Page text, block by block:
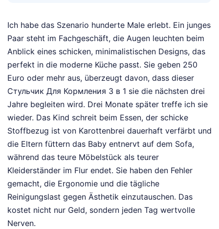
Ich habe das Szenario hunderte Male erlebt. Ein junges
Paar steht im Fachgeschäft, die Augen leuchten beim
Anblick eines schicken, minimalistischen Designs, das
perfekt in die moderne Küche passt. Sie geben 250
Euro oder mehr aus, überzeugt davon, dass dieser
Стульчик Для Кормления 3 в 1 sie die nächsten drei
Jahre begleiten wird. Drei Monate später treffe ich sie
wieder. Das Kind schreit beim Essen, der schicke
Stoffbezug ist von Karottenbrei dauerhaft verfärbt und
die Eltern füttern das Baby entnervt auf dem Sofa,
während das teure Möbelstück als teurer
Kleiderständer im Flur endet. Sie haben den Fehler
gemacht, die Ergonomie und die tägliche
Reinigungslast gegen Ästhetik einzutauschen. Das
kostet nicht nur Geld, sondern jeden Tag wertvolle
Nerven.